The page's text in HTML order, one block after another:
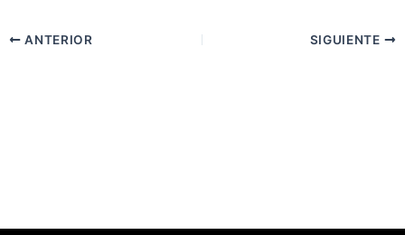
ANTERIOR SIGUIENTE